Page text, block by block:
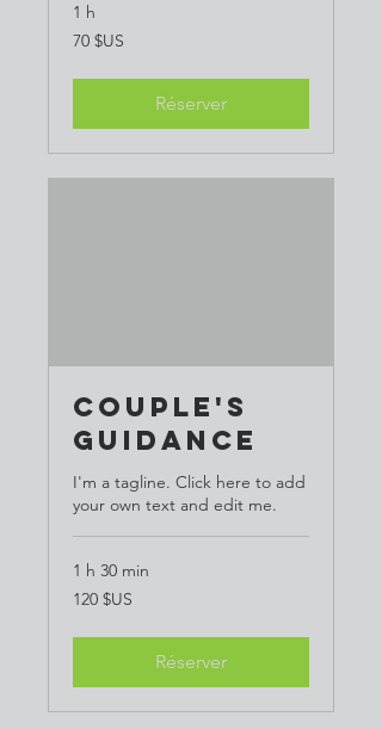
1 h
70
dollars
70 $US
Réserver
Couple's
Guidance
I'm a tagline. Click here to add
your own text and edit me.
1 h 30 min
120
dollars
120 $US
Réserver